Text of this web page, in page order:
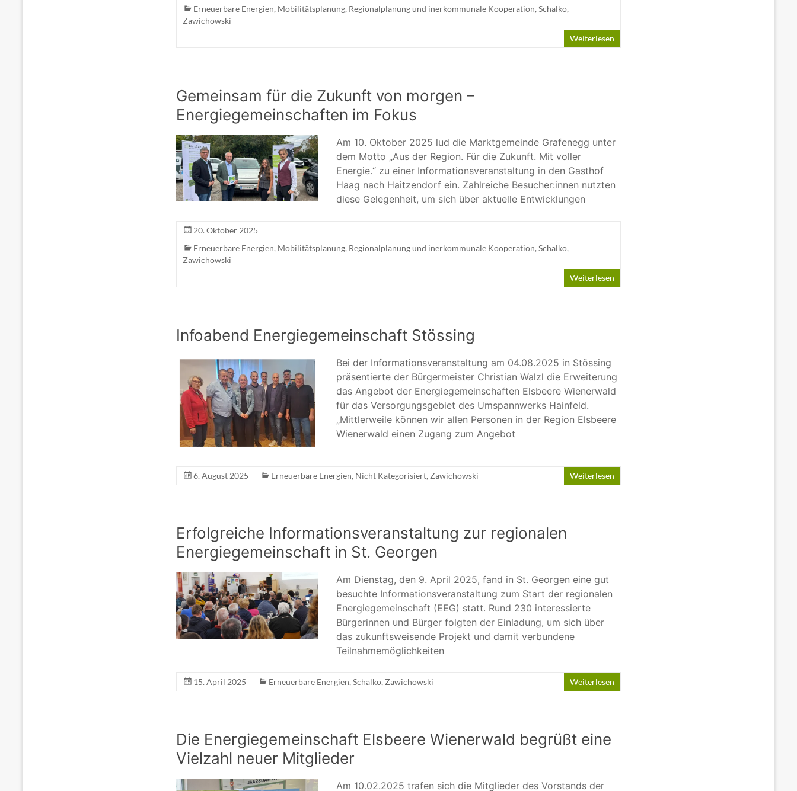
Erneuerbare Energien, Mobilitätsplanung, Regionalplanung und inerkommunale Kooperation, Schalko,
Zawichowski
Weiterlesen
Gemeinsam für die Zukunft von morgen –
Energiegemeinschaften im Fokus
Am 10. Oktober 2025 lud die Marktgemeinde Grafenegg unter
dem Motto „Aus der Region. Für die Zukunft. Mit voller
Energie.“ zu einer Informationsveranstaltung in den Gasthof
Haag nach Haitzendorf ein. Zahlreiche Besucher:innen nutzten
diese Gelegenheit, um sich über aktuelle Entwicklungen
20. Oktober 2025
Erneuerbare Energien, Mobilitätsplanung, Regionalplanung und inerkommunale Kooperation, Schalko,
Zawichowski
Weiterlesen
Infoabend Energiegemeinschaft Stössing
Bei der Informationsveranstaltung am 04.08.2025 in Stössing
präsentierte der Bürgermeister Christian Walzl die Erweiterung
das Angebot der Energiegemeinschaften Elsbeere Wienerwald
für das Versorgungsgebiet des Umspannwerks Hainfeld.
„Mittlerweile können wir allen Personen in der Region Elsbeere
Wienerwald einen Zugang zum Angebot
6. August 2025 Erneuerbare Energien, Nicht Kategorisiert, Zawichowski Weiterlesen
Erfolgreiche Informationsveranstaltung zur regionalen
Energiegemeinschaft in St. Georgen
Am Dienstag, den 9. April 2025, fand in St. Georgen eine gut
besuchte Informationsveranstaltung zum Start der regionalen
Energiegemeinschaft (EEG) statt. Rund 230 interessierte
Bürgerinnen und Bürger folgten der Einladung, um sich über
das zukunftsweisende Projekt und damit verbundene
Teilnahmemöglichkeiten
15. April 2025 Erneuerbare Energien, Schalko, Zawichowski Weiterlesen
Die Energiegemeinschaft Elsbeere Wienerwald begrüßt eine
Vielzahl neuer Mitglieder
Am 10.02.2025 trafen sich die Mitglieder des Vorstands der